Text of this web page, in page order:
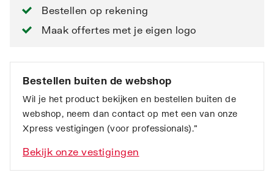
Bestellen op rekening
Maak offertes met je eigen logo
Bestellen buiten de webshop
Wil je het product bekijken en bestellen buiten de
webshop, neem dan contact op met een van onze
Xpress vestigingen (voor professionals).”
Bekijk onze vestigingen